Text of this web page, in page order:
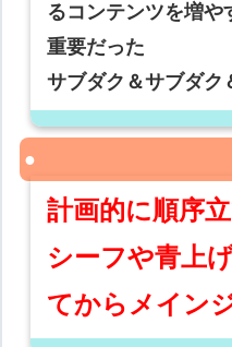
るコンテンツを増
重要だった
サブダク＆サブダク
計画的に順序
シーフや青上
てからメイン